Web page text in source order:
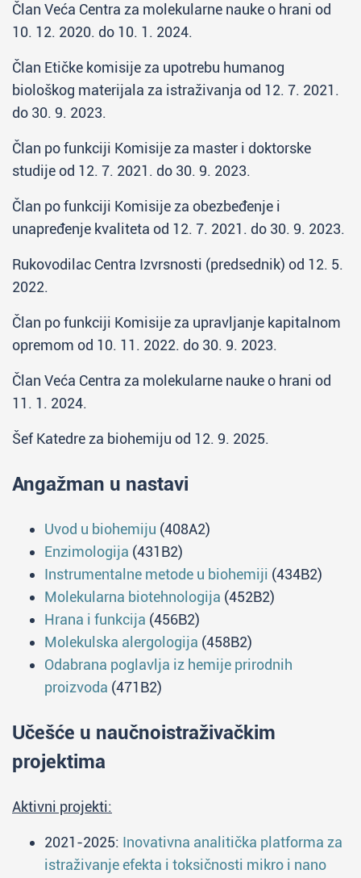
Član Veća Centra za molekularne nauke o hrani od
10. 12. 2020. do 10. 1. 2024.
Član Etičke komisije za upotrebu humanog
biološkog materijala za istraživanja od 12. 7. 2021.
do 30. 9. 2023.
Član po funkciji Komisije za master i doktorske
studije od 12. 7. 2021. do 30. 9. 2023.
Član po funkciji Komisije za obezbeđenje i
unapređenje kvaliteta od 12. 7. 2021. do 30. 9. 2023.
Rukovodilac Centra Izvrsnosti (predsednik) od 12. 5.
2022.
Član po funkciji Komisije za upravljanje kapitalnom
opremom od 10. 11. 2022. do 30. 9. 2023.
Član Veća Centra za molekularne nauke o hrani od
11. 1. 2024.
Šef Katedre za biohemiju od 12. 9. 2025.
Angažman u nastavi
Uvod u biohemiju (408A2)
Enzimologija (431B2)
Instrumentalne metode u biohemiji (434B2)
Molekularna biotehnologija (452B2)
Hrana i funkcija (456B2)
Molekulska alergologija (458B2)
Odabrana poglavlja iz hemije prirodnih
proizvoda (471B2)
Učešće u naučnoistraživačkim
projektima
Aktivni projekti:
2021-2025: Inovativna analitička platforma za
istraživanje efekta i toksičnosti mikro i nano